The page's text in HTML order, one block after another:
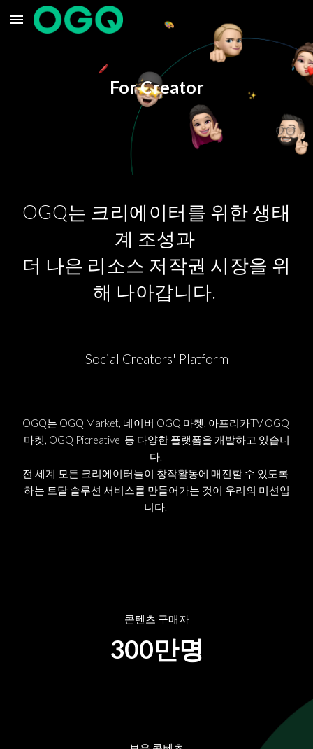
Skip to main content Skip to navigation
For Creator
OGQ는 크리에이터를 위한 생태
계 조성과
더 나은 리소스 저작권 시장을 위
해 나아갑니다.
Social Creators' Platform
OGQ는 OGQ Market, 네이버 OGQ 마켓, 아프리카TV OGQ
마켓, OGQ Picreative 등 다양한 플랫폼을 개발하고 있습니
다.
전 세계 모든 크리에이터들이 창작활동에 매진할 수 있도록
하는 토탈 솔루션 서비스를 만들어가는 것이 우리의 미션입
니다.
콘텐츠 구매자
300만명